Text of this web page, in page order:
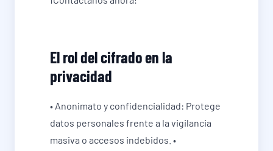
El rol del cifrado en la
privacidad
• Anonimato y confidencialidad: Protege
datos personales frente a la vigilancia
masiva o accesos indebidos. •